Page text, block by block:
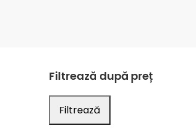
Filtrează după preț
Filtrează